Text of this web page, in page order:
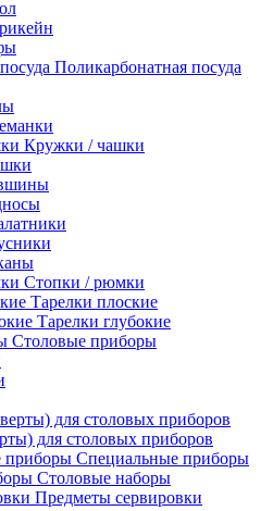
Поликарбонатная посуда
Кружки / чашки
Стопки / рюмки
Тарелки плоские
Тарелки глубокие
Столовые приборы
для столовых приборов
Специальные приборы
Столовые наборы
Предметы сервировки